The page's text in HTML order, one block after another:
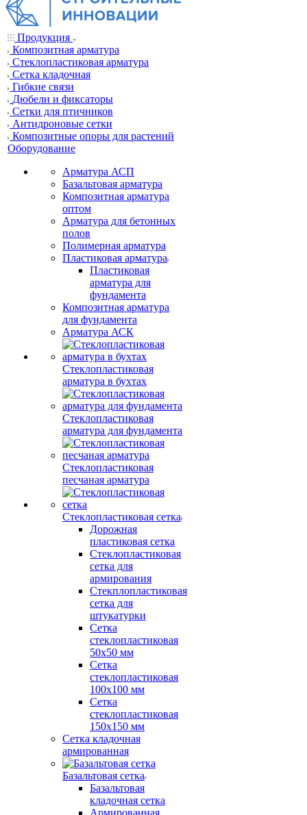
Продукция
Композитная арматура
Cтеклопластиковая арматура
Сетка кладочная
Гибкие связи
Дюбели и фиксаторы
Сетки для птичников
Антидроновые сетки
Композитные опоры для растений
Оборудование
Арматура АСП
Базальтовая арматура
Композитная арматура
оптом
Арматура для бетонных
полов
Полимерная арматура
Пластиковая арматура
Пластиковая
арматура для
фундамента
Композитная арматура
для фундамента
Арматура АСК
Стеклопластиковая
арматура в бухтах
Стеклопластиковая
арматура для фундамента
Стеклопластиковая
песчаная арматура
Стеклопластиковая сетка
Дорожная
пластиковая сетка
Стеклопластиковая
сетка для
армирования
Стекплопластиковая
сетка для
штукатурки
Сетка
стеклопластиковая
50x50 мм
Сетка
стеклопластиковая
100x100 мм
Сетка
стеклопластиковая
150x150 мм
Сетка кладочная
армированная
Базальтовая сетка
Базальтовая
кладочная сетка
Армированная